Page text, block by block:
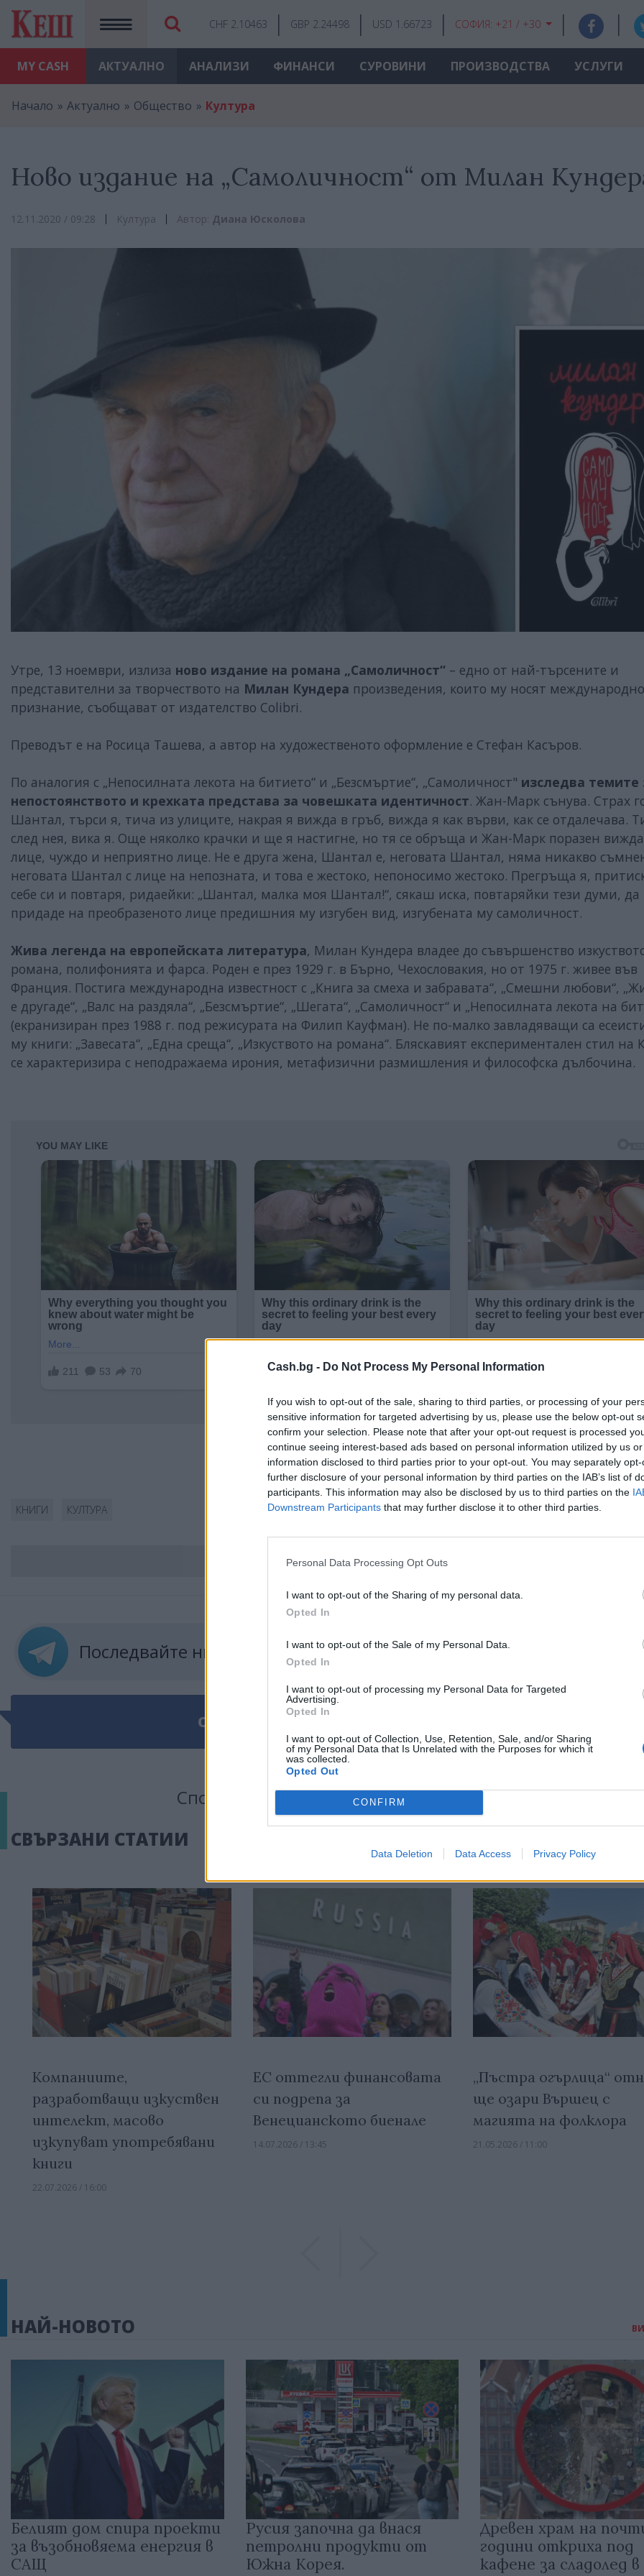
Cash.bg - Do Not Process My Personal Information
If you wish to opt-out of the sale, sharing to third parties, or processing of your
sensitive information for targeted advertising by us, please use the below opt-out
confirm your selection. Please note that after your opt-out request is processed
continue seeing interest-based ads based on personal information utilized by us
information disclosed to third parties prior to your opt-out. You may separately
further disclosure of your personal information by third parties on the IAB’s list of
participants. This information may also be disclosed by us to third parties on the
Downstream Participants that may further disclose it to other third parties.
Personal Data Processing Opt Outs
I want to opt-out of the Sharing of my personal data.
Opted In
I want to opt-out of the Sale of my Personal Data.
Opted In
I want to opt-out of processing my Personal Data for Targeted
Advertising.
Opted In
I want to opt-out of Collection, Use, Retention, Sale, and/or Sharing
of my Personal Data that Is Unrelated with the Purposes for which it
was collected.
Opted Out
CONFIRM
Data Deletion Data Access Privacy Policy
MY CASH
CHF 2.10463 GBP 2.24498 USD 1.66723 СОФИЯ: +21 / +30
АКТУАЛНО АНАЛИЗИ ФИНАНСИ СУРОВИНИ ПРОИЗВОДСТВА УСЛУГИ
Начало Актуално Общество Култура
Ново издание на „Самоличност“ от Милан
12.11.2020 / 09:28 Култура Автор: Диана Юсколова
Утре, 13 ноември, излиза ново издание на романа „Самоличност“ – едно от най-търсените и
представителни за творчеството на Милан Кундера произведения, които му носят международно
признание, съобщават от издателство Colibri.
Преводът е на Росица Ташева, а автор на художественото оформление е Стефан Касъров.
По аналогия с „Непосилната лекота на битието“ и „Безсмъртие“, „Самоличност" изследва темите
непостоянството и крехката представа за човешката идентичност. Жан-Марк сънува. Страх
Шантал, търси я, тича из улиците, накрая я вижда в гръб, вижда я как върви, как се отдалечава.
след нея, вика я. Още няколко крачки и ще я настигне, но тя се обръща и Жан-Марк поразен
лице, чуждо и неприятно лице. Не е друга жена, Шантал е, неговата Шантал, няма никакво
неговата Шантал с лице на непозната, и това е жестоко, непоносимо жестоко. Прегръща я,
себе си и повтаря, ридаейки: „Шантал, малка моя Шантал!“, сякаш иска, повтаряйки тези думи, да
придаде на преобразеното лице предишния му изгубен вид, изгубената му самоличност.
Жива легенда на европейската литература, Милан Кундера владее до съвършенство
романа, полифонията и фарса. Роден е през 1929 г. в Бърно, Чехословакия, но от 1975 г. живее във
Франция. Постига международна известност с „Книга за смеха и забравата“, „Смешни любови“,
е другаде“, „Валс на раздяла“, „Безсмъртие“, „Шегата“, „Самоличност“ и „Непосилната лекота на
(екранизиран през 1988 г. под режисурата на Филип Кауфман). Не по-малко завладяващи са
му книги: „Завесата“, „Една среща“, „Изкуството на романа“. Бляскавият експериментален стил на
се характеризира с неподражаема ирония, метафизични размишления и философска дълбочина.
КНИГИ КУЛТУРА
ВСИЧКИ НОВИНИ »
Последвайте ни в ТЕЛЕГРАМ Последвайте ни във
ОЩЕ ПО ТЕМАТА
Сподели тази статия в:
СВЪРЗАНИ СТАТИИ
Компаниите,
разработващи изкуствен
интелект, масово
изкупуват употребявани
книги
22.07.2026 / 16:00
ЕС оттегли финансовата
си подрепа за
Венецианското биенале
14.07.2026 / 13:45
„Пъстра огърлица“
ще озари Вършец с
магията на фолклора
21.05.2026 / 11:00
НАЙ-НОВОТО
Белият дом спира проекти
за възобновяема енергия в
САЩ
Русия започна да внася
петролни продукти от
Южна Корея.
Древен храм на
години откриха под
кафене за сладолед в